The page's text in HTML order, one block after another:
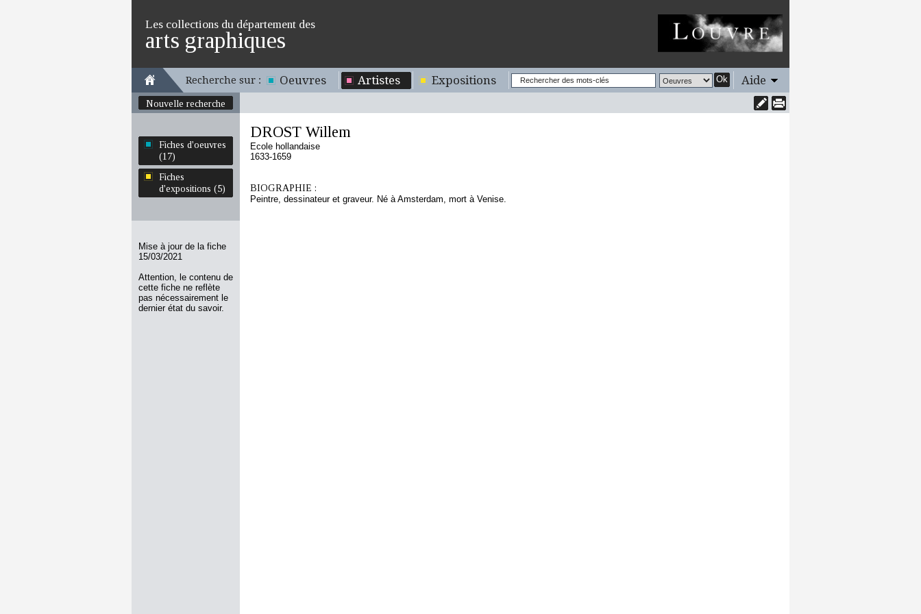
Les collections du département des
arts graphiques
Recherche sur : Oeuvres Artistes Expositions Ok Aide
Nouvelle recherche
Fiches d'oeuvres
(17)
Fiches
d'expositions (5)
Mise à jour de la fiche
15/03/2021
Attention, le contenu de
cette fiche ne reflète
pas nécessairement le
dernier état du savoir.
DROST Willem
Ecole hollandaise
1633-1659
BIOGRAPHIE :
Peintre, dessinateur et graveur. Né à Amsterdam, mort à Venise.